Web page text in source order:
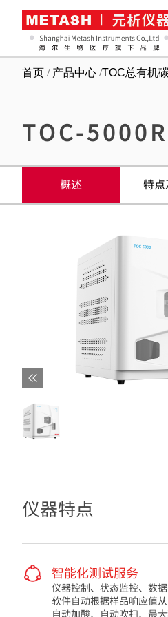
首页 / 产品中心 /TOC总有机
TOC-
特
概述
仪器特点
智能化测试服务
仪器控制、状态监控、数
软件自动根据样品响应值
自动加酸、自动吹扫、最